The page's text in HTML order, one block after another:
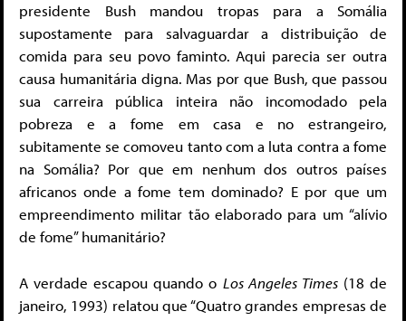
presidente Bush mandou tropas para a Somália
supostamente para salvaguardar a distribuição de
comida para seu povo faminto. Aqui parecia ser outra
causa humanitária digna. Mas por que Bush, que passou
sua carreira pública inteira não incomodado pela
pobreza e a fome em casa e no estrangeiro,
subitamente se comoveu tanto com a luta contra a fome
na Somália? Por que em nenhum dos outros países
africanos onde a fome tem dominado? E por que um
empreendimento militar tão elaborado para um “alívio
de fome” humanitário?
A verdade escapou quando o Los Angeles Times(18 de
janeiro, 1993) relatou que “Quatro grandes empresas de